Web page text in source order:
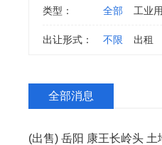
类型： 全部 工业
出让形式： 不限 出租
全部消息
(出售) 岳阳 康王长岭头 土